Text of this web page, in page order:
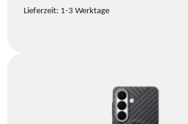
Lieferzeit: 1-3 Werktage